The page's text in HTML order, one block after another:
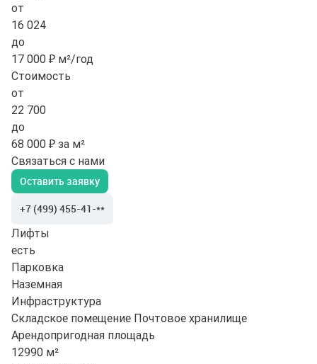
от
16 024
до
17 000 ₽ м²/год
Стоимость
от
22 700
до
68 000 ₽ за м²
Связаться с нами
Оставить заявку
+7 (499) 455-41-**
Лифты
есть
Парковка
Наземная
Инфраструктура
Складское помещение Почтовое хранилище
Арендопригодная площадь
12990 м²